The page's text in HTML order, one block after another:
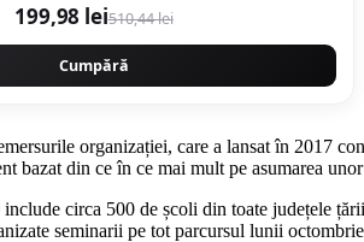
199,98 lei510,44 lei
Cumpără
organizației, care a lansat în 2017
bazat din ce în ce mai mult pe asumarea
circa 500 de școli din toate județele
seminarii pe tot parcursul lunii